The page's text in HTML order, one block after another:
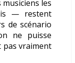
les
— restent
de scénario
ne puisse
pas vraiment